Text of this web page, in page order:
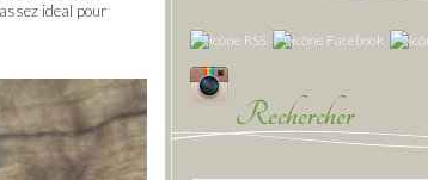
ideal pour
Rechercher